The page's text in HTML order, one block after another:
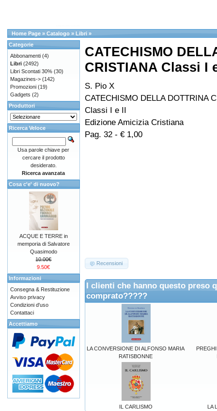
Home Page » Catalogo » Libri »
CATECHISMO
CRISTIANA Classi I
S. Pio X
CATECHISMO DELLA DOTTRINA
Classi I e II
Edizione Amicizia Cristiana
Pag. 32 - € 1,00
Recensioni
I clienti che hanno questo preso
comprato?????
LA CONVERSIONE DI ALFONSO MARIA
RATISBONNE
IL CARLISMO LA
Categorie
Abbonamenti (4)
Libri (2492)
Libri Scontati 30% (30)
Magazines-> (142)
Promozioni (19)
Gadgets (2)
Produttori
Ricerca Veloce
Usa parole chiave per
cercare il prodotto
desiderato.
Ricerca avanzata
Cosa c'e' di nuovo?
ACQUE E TERRE in
memporia di Salvatore
Quasimodo
10.00€
9.50€
Informazioni
Consegna & Restituzione
Avviso privacy
Condizioni d'uso
Contattaci
Accettiamo